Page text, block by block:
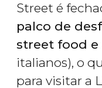
Street é
palco de
street food e
italianos), o
para visitar a